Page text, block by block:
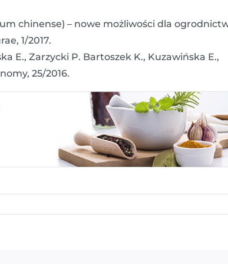
chinense) – nowe możliwości dla
1/2017.
E., Zarzycki P. Bartoszek K., Kuzawińska E.,
25/2016.